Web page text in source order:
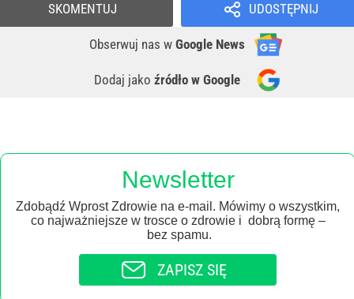
UDOSTĘPNIJ
Obserwuj nas w Google News
Dodaj jako źródło w Google
SKOMENTUJ
Newsletter
Zdobądź Wprost Zdrowie na e-mail. Mówimy o wszystkim,
co najważniejsze w trosce o zdrowie i dobrą formę –
bez spamu.
ZAPISZ SIĘ